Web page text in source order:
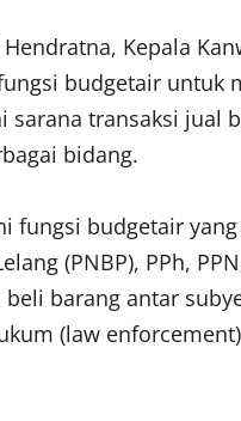
Kepala
budgetair untuk
sarana transaksi jual
bidang.
fungsi budgetair
(PNBP), PPh,
barang antar
(law